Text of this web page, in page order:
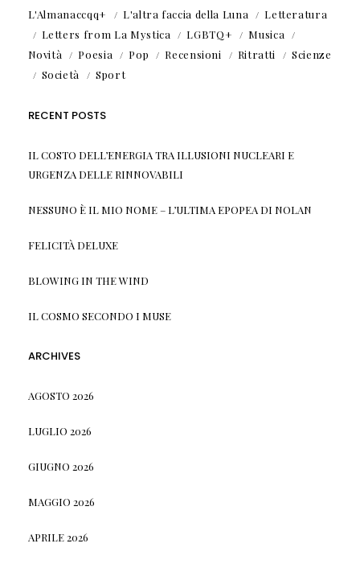
L'Almanaccqq+
L'altra faccia della Luna
Letteratura
Letters from La Mystica
LGBTQ+
Musica
Novità
Poesia Pop Recensioni Ritratti
Scienze
Società
Sport
RECENT POSTS
IL COSTO DELL’ENERGIA TRA ILLUSIONI NUCLEARI E
URGENZA DELLE RINNOVABILI
NESSUNO È IL MIO NOME – L’ULTIMA EPOPEA DI NOLAN
FELICITÀ DELUXE
BLOWING IN THE WIND
IL COSMO SECONDO I MUSE
ARCHIVES
AGOSTO 2026
LUGLIO 2026
GIUGNO 2026
MAGGIO 2026
APRILE 2026